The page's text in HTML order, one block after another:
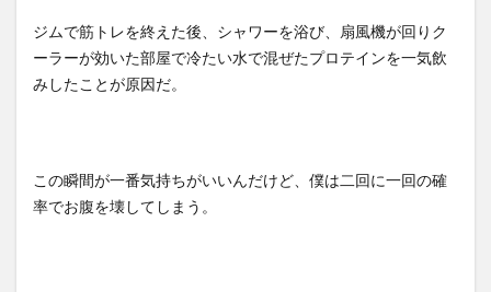
ジムで筋トレを終えた後、シャワーを浴び、扇風機が回りク
ーラーが効いた部屋で冷たい水で混ぜたプロテインを一気飲
みしたことが原因だ。
この瞬間が一番気持ちがいいんだけど、僕は二回に一回の確
率でお腹を壊してしまう。